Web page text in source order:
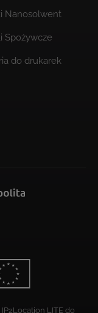
Nanosolwent
Spożywcze
do drukarek
LITE do